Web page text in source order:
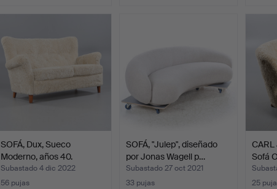
SOFÁ, Dux, Sueco
Moderno, años 40.
Subastado 4 dic 2022
56 pujas
SOFÁ, "Julep", diseñado
por Jonas Wagell p…
Subastado 27 oct 2021
33 pujas
CARL
Sofá
4…
25